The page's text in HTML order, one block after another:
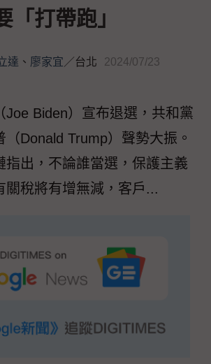
「打帶跑」
達 、 廖家宜／台北 2024/07/23
Joe Biden）宣布退選，共和黨
Donald Trump）聲勢大振。
指出，不論誰當選，保護主義
關稅將有增無減，客戶...